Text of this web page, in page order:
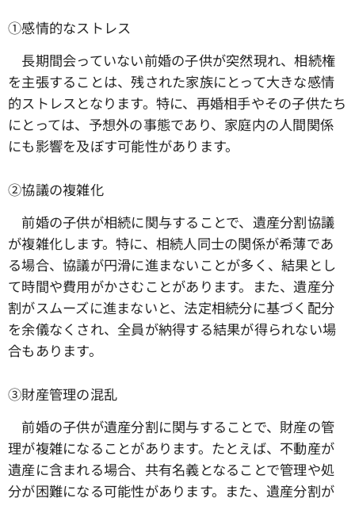
①感情的なストレス
長期間会っていない前婚の子供が突然現れ、相続権
を主張することは、残された家族にとって大きな感情
的ストレスとなります。特に、再婚相手やその子供たち
にとっては、予想外の事態であり、家庭内の人間関係
にも影響を及ぼす可能性があります。
➁協議の複雑化
前婚の子供が相続に関与することで、遺産分割協議
が複雑化します。特に、相続人同士の関係が希薄であ
る場合、協議が円滑に進まないことが多く、結果とし
て時間や費用がかさむことがあります。また、遺産分
割がスムーズに進まないと、法定相続分に基づく配分
を余儀なくされ、全員が納得する結果が得られない場
合もあります。
③財産管理の混乱
前婚の子供が遺産分割に関与することで、財産の管
理が複雑になることがあります。たとえば、不動産が
遺産に含まれる場合、共有名義となることで管理や処
分が困難になる可能性があります。また、遺産分割が